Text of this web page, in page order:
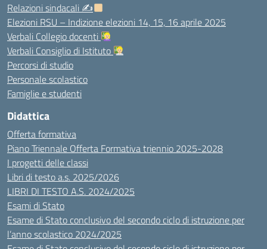
Relazioni sindacali ✍
Elezioni RSU – Indizione elezioni 14, 15, 16 aprile 2025
Verbali Collegio docenti
Verbali Consiglio di Istituto
Percorsi di studio
Personale scolastico
Famiglie e studenti
Didattica
Offerta formativa
Piano Triennale Offerta Formativa triennio 2025-2028
I progetti delle classi
Libri di testo a.s. 2025/2026
LIBRI DI TESTO A.S. 2024/2025
Esami di Stato
Esame di Stato conclusivo del secondo ciclo di istruzione per
l’anno scolastico 2024/2025